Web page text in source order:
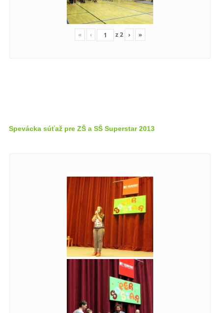
« ‹ z2 › »
Spevácka súťaž pre ZŠ a SŠ Superstar 2013